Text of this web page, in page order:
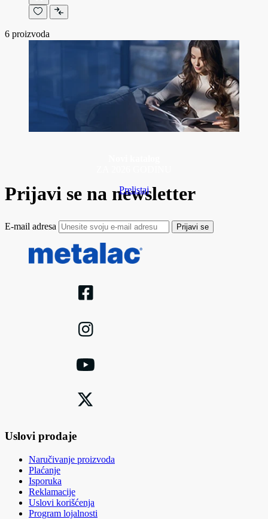
6 proizvoda
Prelistaj
Prijavi se na newsletter
E-mail adresa Prijavi se
Uslovi prodaje
Naručivanje proizvoda
Plaćanje
Isporuka
Reklamacije
Uslovi korišćenja
Program lojalnosti